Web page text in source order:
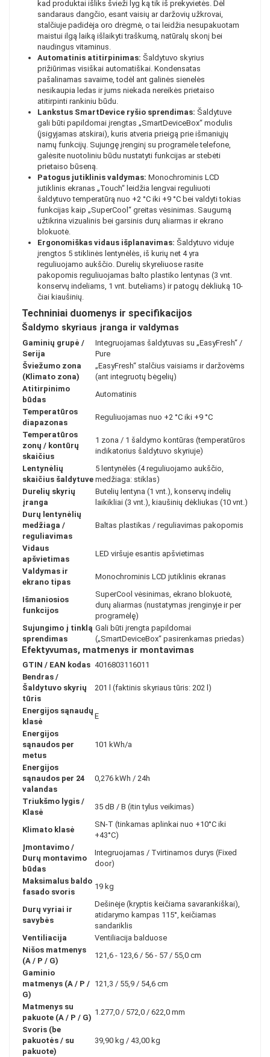
kad produktai išliks švieži lyg ką tik iš prekyvietės. Dėl
sandaraus dangčio, esant vaisių ar daržovių užkrovai,
stalčiuje padidėja oro drėgmė, o tai leidžia nesupakuotam
maistui ilgą laiką išlaikyti traškumą, natūralų skonį bei
naudingus vitaminus.
Automatinis atitirpinimas: Šaldytuvo skyrius
prižiūrimas visiškai automatiškai. Kondensatas
pašalinamas savaime, todėl ant galinės sienelės
nesikaupia ledas ir jums niekada nereikės prietaiso
atitirpinti rankiniu būdu.
Lankstus SmartDevice ryšio sprendimas: Šaldytuve
gali būti papildomai įrengtas „SmartDeviceBox“ modulis
(įsigyjamas atskirai), kuris atveria prieigą prie išmaniųjų
namų funkcijų. Sujungę įrenginį su programėle telefone,
galėsite nuotoliniu būdu nustatyti funkcijas ar stebėti
prietaiso būseną.
Patogus jutiklinis valdymas: Monochrominis LCD
jutiklinis ekranas „Touch“ leidžia lengvai reguliuoti
šaldytuvo temperatūrą nuo +2 °C iki +9 °C bei valdyti tokias
funkcijas kaip „SuperCool“ greitas vėsinimas. Saugumą
užtikrina vizualinis bei garsinis durų aliarmas ir ekrano
blokuotė.
Ergonomiškas vidaus išplanavimas: Šaldytuvo viduje
įrengtos 5 stiklinės lentynėlės, iš kurių net 4 yra
reguliuojamo aukščio. Durelių skyreliuose rasite
pakopomis reguliuojamas balto plastiko lentynas (3 vnt.
konservų indeliams, 1 vnt. buteliams) ir patogų dėkliuką 10-
čiai kiaušinių.
Techniniai duomenys ir specifikacijos
Šaldymo skyriaus įranga ir valdymas
Gaminių grupė /
Serija
Integruojamas šaldytuvas su „EasyFresh“ /
Pure
Šviežumo zona
(Klimato zona)
„EasyFresh“ stalčius vaisiams ir daržovėms
(ant integruotų bėgelių)
Atitirpinimo
būdas
Automatinis
Temperatūros
diapazonas
Reguliuojamas nuo +2 °C iki +9 °C
Temperatūros
zonų / kontūrų
skaičius
1 zona / 1 šaldymo kontūras (temperatūros
indikatorius šaldytuvo skyriuje)
Lentynėlių
skaičius šaldytuve
5 lentynėlės (4 reguliuojamo aukščio,
medžiaga: stiklas)
Durelių skyrių
įranga
Butelių lentyna (1 vnt.), konservų indelių
laikikliai (3 vnt.), kiaušinių dėkliukas (10 vnt.)
Durų lentynėlių
medžiaga /
reguliavimas
Baltas plastikas / reguliavimas pakopomis
Vidaus
apšvietimas
LED viršuje esantis apšvietimas
Valdymas ir
ekrano tipas
Monochrominis LCD jutiklinis ekranas
Išmaniosios
funkcijos
SuperCool vėsinimas, ekrano blokuotė,
durų aliarmas (nustatymas įrenginyje ir per
programėlę)
Sujungimo į tinklą
sprendimas
Gali būti įrengta papildomai
(„SmartDeviceBox“ pasirenkamas priedas)
Efektyvumas, matmenys ir montavimas
GTIN / EAN kodas 4016803116011
Bendras /
Šaldytuvo skyrių
tūris
201 l (faktinis skyriaus tūris: 202 l)
Energijos sąnaudų
klasė
E
Energijos
sąnaudos per
metus
101 kWh/a
Energijos
sąnaudos per 24
valandas
0,276 kWh / 24h
Triukšmo lygis /
Klasė
35 dB / B (itin tylus veikimas)
Klimato klasė
SN-T (tinkamas aplinkai nuo +10°C iki
+43°C)
Įmontavimo /
Durų montavimo
būdas
Integruojamas / Tvirtinamos durys (Fixed
door)
Maksimalus baldo
fasado svoris
19 kg
Durų vyriai ir
savybės
Dešinėje (kryptis keičiama savarankiškai),
atidarymo kampas 115°, keičiamas
sandariklis
Ventiliacija
Ventiliacija balduose
Nišos matmenys
(A / P / G)
121,6 - 123,6 / 56 - 57 / 55,0 cm
Gaminio
matmenys (A / P /
G)
121,3 / 55,9 / 54,6 cm
Matmenys su
pakuote (A / P / G)
1.277,0 / 572,0 / 622,0 mm
Svoris (be
pakuotės / su
pakuote)
39,90 kg / 43,00 kg